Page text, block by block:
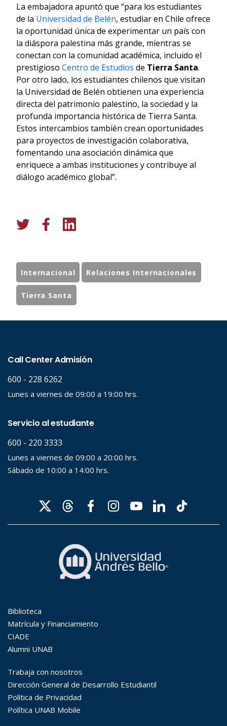
La embajadora apuntó que “para los estudiantes
de la Universidad de Belén, estudiar en Chile ofrece
la oportunidad única de experimentar un país con
la diáspora palestina más grande, mientras se
conectan con la comunidad académica, incluido el
prestigioso Centro de Estudios de Tierra Santa.
Por otro lado, los estudiantes chilenos que visitan
la Universidad de Belén obtienen una experiencia
directa del patrimonio palestino, la sociedad y la
profunda importancia histórica de Tierra Santa.
Estos intercambios también crean oportunidades
para proyectos de investigación colaborativa,
fomentando una asociación dinámica que
enriquece a ambas instituciones y contribuye al
diálogo académico global”.
Internacional Relaciones Internacionales
Tierra Santa